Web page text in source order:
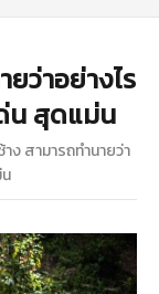
ว่าอย่างไร
น สุดแม่น
าง สามารถทำนายว่า